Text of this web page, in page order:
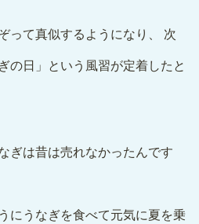
って真似するようになり、 次
の日」という風習が定着したと
ぎは昔は売れなかったんです
にうなぎを食べて元気に夏を乗